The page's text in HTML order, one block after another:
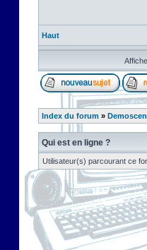
Haut
Index du forum »
Qui est en ligne ?
Utilisateur(s) parcourant ce